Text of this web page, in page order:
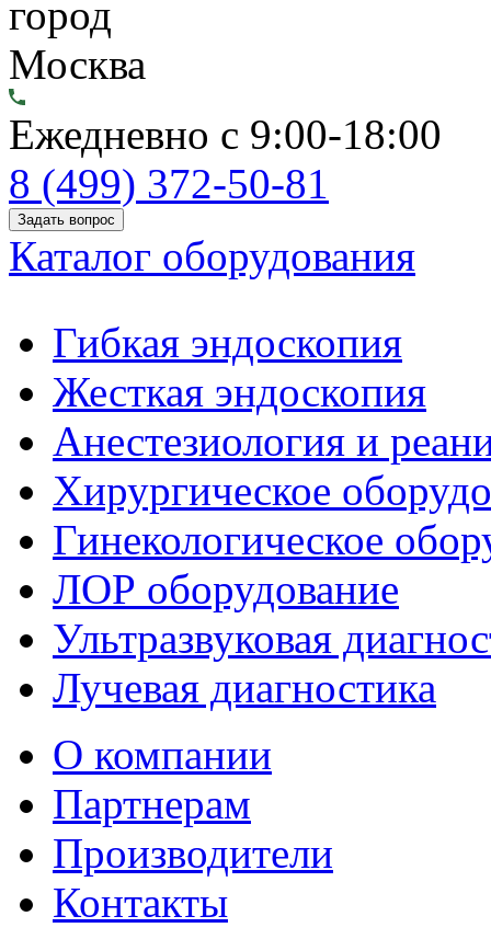
город
Москва
Ежедневно с 9:00-18:00
8 (499) 372-50-81
Задать вопрос
Каталог оборудования
Гибкая эндоскопия
Жесткая эндоскопия
Анестезиология и
Хирургическое
Гинекологическое
ЛОР оборудование
Ультразвуковая
Лучевая диагностика
О компании
Партнерам
Производители
Контакты